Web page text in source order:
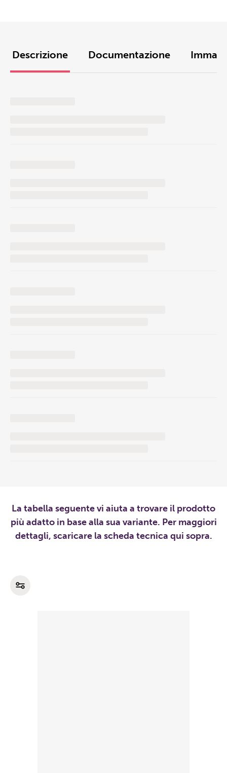
Descrizione Documentazione
La tabella seguente vi aiuta a trovare il prodotto
più adatto in base alla sua variante. Per maggiori
dettagli, scaricare la scheda tecnica qui sopra.